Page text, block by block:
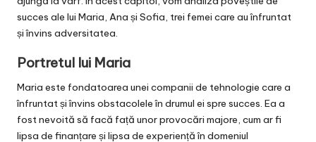
succes ale lui Maria, Ana și Sofia, trei femei care au înfruntat
și învins adversitatea.
Portretul lui Maria
Maria este fondatoarea unei companii de tehnologie care a
înfruntat și învins obstacolele în drumul ei spre succes. Ea a
fost nevoită să facă față unor provocări majore, cum ar fi
lipsa de finanțare și lipsa de experiență în domeniul